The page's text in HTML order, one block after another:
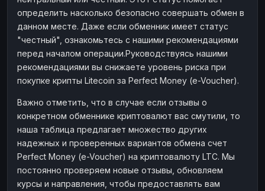
определить насколько безопасно совершать обмен в
данном месте. Даже если обменник имеет статус
"честный", ознакомьтесь с нашими рекомендациями
перед началом операции.Руководствуясь нашими
рекомендациями вы снижаете уровень риска при
покупке крипты Litecoin за Perfect Money (e-Voucher).
Важно отметить, что в случае если отзывы о
конкретном обменнике криптовалют вас смутили, то
наша таблица предлагает множество других
надежных и проверенных вариантов обмена счет
Perfect Money (e-Voucher) на криптовалюту LTC. Мы
постоянно проверяем новые отзывы, обновляем
курсы и направления, чтобы предоставлять вам